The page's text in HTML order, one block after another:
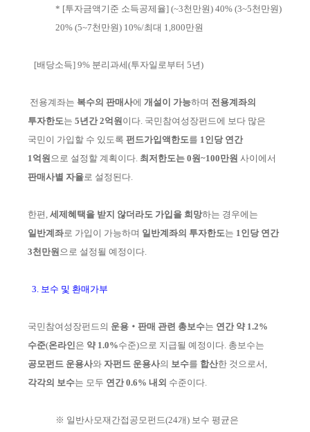
* [투자금액기준 소득공제율] (~3천만원) 40% (3~5천만원)
20% (5~7천만원) 10%/최대 1,800만원
[배당소득] 9% 분리과세(투자일로부터 5년)
전용계좌는 복수의 판매사에 개설이 가능하며 전용계좌의
투자한도는 5년간 2억원 이다. 국민참여성장펀드에 보다 많은
국민이 가입할 수 있도록 펀드가입액 한도를 1인당 연간
1억원 으로 설정할 계 획이다. 최저한도는 0원~100만원 사이에서
판매사별 자율로 설정된다.
한편, 세제혜택을 받지 않더라도 가입을 희망하는 경우에는
일반계좌로 가입이 가능하며 일반계좌의 투자한도는 1인당 연간
3천만원 으로 설정될 예정이다.
3. 보수 및 환매가부
국민참여성장펀드의 운용‧판매 관련 총보수는 연간 약 1.2%
수준(온라인 은 약 1.0%수준)으 로 지급될 예정이다. 총보수는
공모펀드 운용사와 자펀드 운용사의 보수를 합산한 것으로서,
각각의 보수는 모두 연간 0.6% 내외 수준이다.
※ 일반사모재간접공모펀드(24개) 보수 평균은